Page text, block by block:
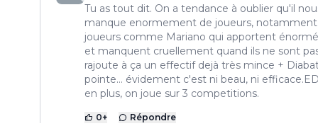
Tu as tout dit. On a tendance à oublier qu'il
manque enormement de joueurs,
joueurs comme Mariano qui apportent
et manquent cruellement quand ils ne sont
rajoute à ça un effectif dejà très mince +
pointe... évidement c'est ni beau, ni
en plus, on joue sur 3 competitions.
0+ Répondre